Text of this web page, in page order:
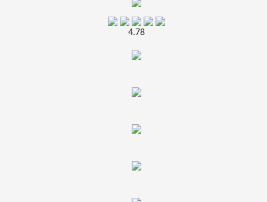
4.78